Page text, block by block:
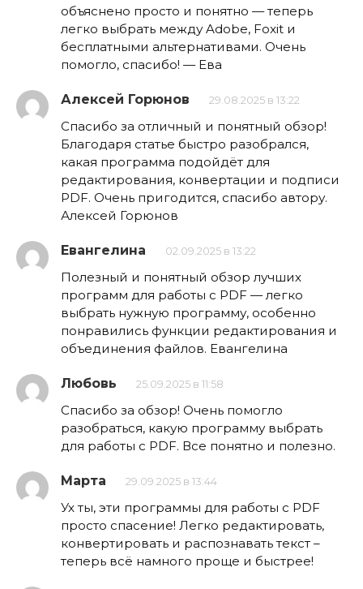
объяснено просто и понятно — теперь
легко выбрать между Adobe, Foxit и
бесплатными альтернативами. Очень
помогло, спасибо! — Ева
Алексей Горюнов 29.08.2025 в 13:22
Спасибо за отличный и понятный обзор!
Благодаря статье быстро разобрался,
какая программа подойдёт для
редактирования, конвертации и подписи
PDF. Очень пригодится, спасибо автору.
Алексей Горюнов
Евангелина 02.09.2025 в 13:22
Полезный и понятный обзор лучших
программ для работы с PDF — легко
выбрать нужную программу, особенно
понравились функции редактирования и
объединения файлов. Евангелина
Любовь 25.09.2025 в 11:58
Спасибо за обзор! Очень помогло
разобраться, какую программу выбрать
для работы с PDF. Все понятно и полезно.
Марта 29.09.2025 в 13:44
Ух ты, эти программы для работы с PDF
просто спасение! Легко редактировать,
конвертировать и распознавать текст –
теперь всё намного проще и быстрее!